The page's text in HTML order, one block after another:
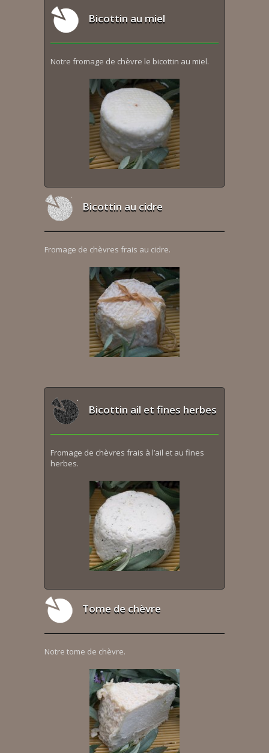
Bicottin au miel
Notre fromage de chèvre le bicottin au miel.
Bicottin au cidre
Fromage de chèvres frais au cidre.
Bicottin ail et fines herbes
Fromage de chèvres frais à l’ail et au fines
herbes.
Tome de chèvre
Notre tome de chèvre.